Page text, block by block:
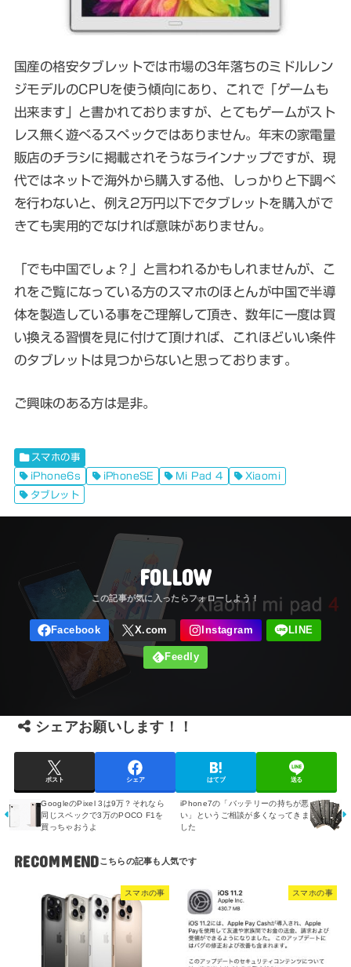
国産の格安タブレットでは市場の3年落ちのミドルレン
ジモデルのCPUを使う傾向にあり、これで「ゲームも
出来ます」と書かれておりますが、とてもゲームがスト
レス無く遊べるスペックではありません。年末の家電量
販店のチラシに掲載されそうなラインナップですが、現
代ではネットで海外から購入する他、しっかりと下調べ
を行わないと、例え2万円以下でタブレットを購入がで
きても実用的でなければ意味がありません。
「でも中国でしょ？」と言われるかもしれませんが、こ
れをご覧になっている方のスマホのほとんが中国で半導
体を製造している事をご理解して頂き、数年に一度は買
い換える習慣を見に付けて頂ければ、これほどいい条件
のタブレットは見つからないと思っております。
ご興味のある方は是非。
スマホの事
iPhone6s
iPhoneSE Mi Pad 4
Xiaomi
タブレット
FOLLOW
シェアお願いします！！
ポスト シェア はてブ 送る
iPhone7の「バッテリーの持ちが悪
い」というご相談が多くなってきま
した
GoogleのPixel 3は9万？それなら
同じスペックで3万のPOCO F1を
買っちゃおうよ
RECOMMEND
スマホの事 スマホの事